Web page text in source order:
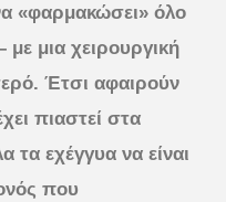
«φαρμακώσει» όλο
μια χειρουργική
Έτσι αφαιρούν
πιαστεί στα
τα εχέγγυα να είναι
που